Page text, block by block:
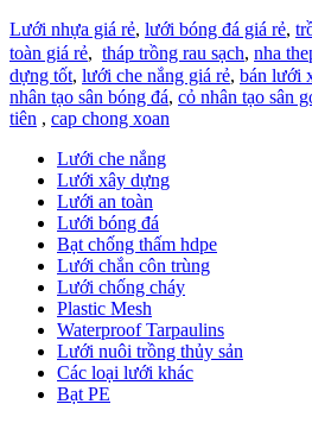
Lưới nhựa giá rẻ, lưới bóng đá giá rẻ,
toàn giá rẻ, tháp trồng rau sạch, nha
dựng tốt, lưới che nắng giá rẻ, bán lưới
nhân tạo sân bóng đá, cỏ nhân tạo sân
tiên , cap chong xoan
Lưới che nắng
Lưới xây dựng
Lưới an toàn
Lưới bóng đá
Bạt chống thấm hdpe
Lưới chắn côn trùng
Lưới chống cháy
Plastic Mesh
Waterproof Tarpaulins
Lưới nuôi trồng thủy sản
Các loại lưới khác
Bạt PE